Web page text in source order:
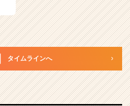
タイムラインへ